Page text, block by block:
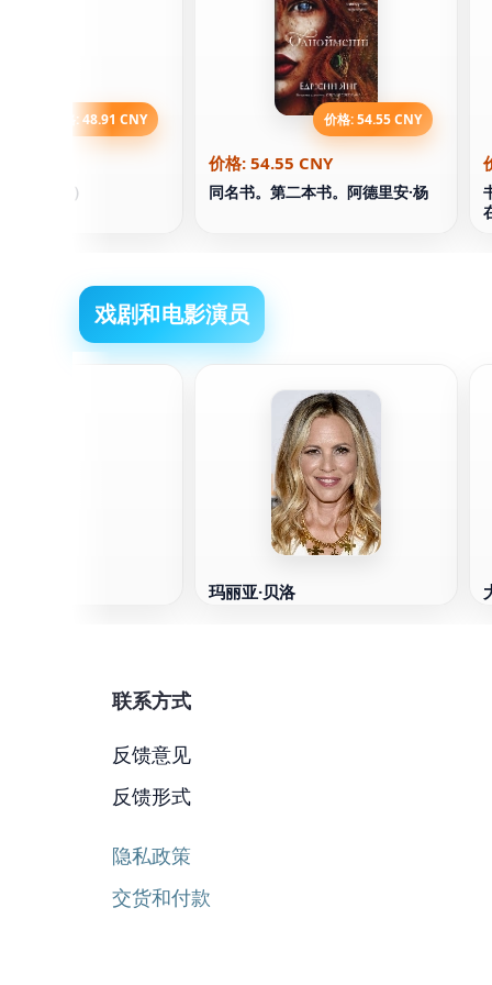
价格: 48.91 CNY
事（英文）
价格: 54.55 CNY
价格: 54.55 CNY
同名书。第二本书。阿德里安·杨
戏剧和电影演员
玛丽亚·贝洛
联系方式
反馈意见
反馈形式
隐私政策
交货和付款